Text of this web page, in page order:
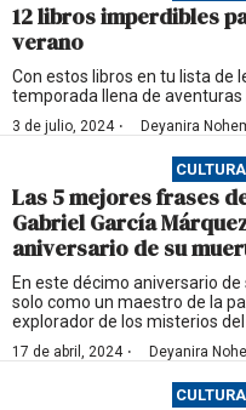
12 libros imperdibles
verano
Con estos libros en tu lista de
temporada llena de
3 de julio, 2024· Deyanira
CULTURA
Las 5 mejores frases
Gabriel García
aniversario de su
En este décimo aniversario
solo como un maestro de la
explorador de los misterios
17 de abril, 2024· Deyanira
CULTURA